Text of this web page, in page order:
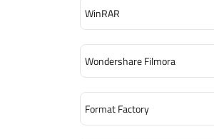
WinRAR
Wondershare Filmora
Format Factory